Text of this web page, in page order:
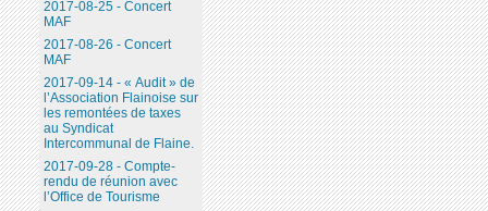
2017-08-25 - Concert
MAF
2017-08-26 - Concert
MAF
2017-09-14 - « Audit » de
l’Association Flainoise sur
les remontées de taxes
au Syndicat
Intercommunal de Flaine.
2017-09-28 - Compte-
rendu de réunion avec
l’Office de Tourisme